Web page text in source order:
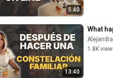
5:40
13:40
What
1.8K